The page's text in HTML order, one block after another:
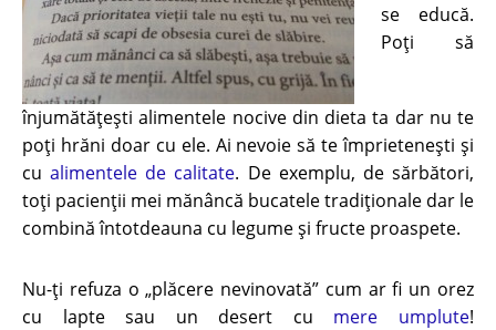
se educă.
Poți să
înjumătățești alimentele nocive din dieta ta dar nu te
poți hrăni doar cu ele. Ai nevoie să te împrietenești și
cualimentele de calitate. De exemplu, de sărbători,
toți pacienții mei mănâncă bucatele tradiționale dar le
combină întotdeauna cu legume și fructe proaspete.
Nu-ți refuza o „plăcere nevinovată” cum ar fi un orez
cu lapte sau un desert cu mere umplute!